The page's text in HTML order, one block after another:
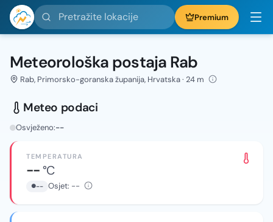
Pretražite lokacije Premium
Meteorološka postaja Rab
Rab, Primorsko-goranska županija, Hrvatska · 24 m
Meteo podaci
Osvježeno:--
TEMPERATURA
--°C
-- Osjet: --